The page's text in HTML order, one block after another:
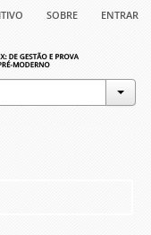
sobre entrar